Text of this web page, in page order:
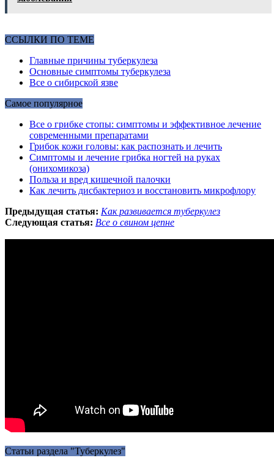
ССЫЛКИ ПО ТЕМЕ
Главные причины туберкулеза
Основные симптомы туберкулеза
Все о сибирской язве
Самое популярное
Все о грибке стопы: симптомы и эффективное лечение
современными препаратами
Грибок кожи головы: как распознать и лечить
Симптомы и лечение грибка ногтей на руках
(онихомикоза)
Польза и вред кишечной палочки
Как лечить дисбактериоз и восстановить микрофлору
Предыдущая статья: Как развивается туберкулез
Следующая статья: Все о свином цепне
Статьи раздела "Туберкулез"